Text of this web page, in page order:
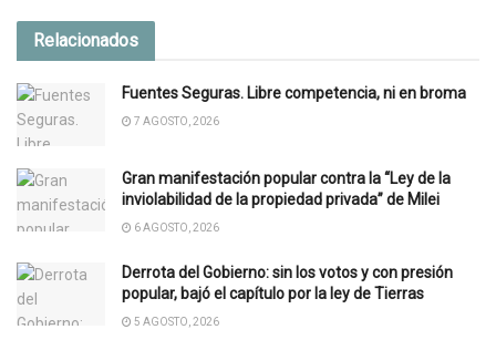
Relacionados
Fuentes Seguras. Libre competencia, ni en broma
7 AGOSTO, 2026
Gran manifestación popular contra la “Ley de la
inviolabilidad de la propiedad privada” de Milei
6 AGOSTO, 2026
Derrota del Gobierno: sin los votos y con presión
popular, bajó el capítulo por la ley de Tierras
5 AGOSTO, 2026